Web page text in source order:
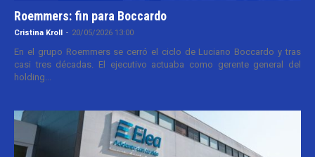
Roemmers: fin para Boccardo
Cristina Kroll - 20/05/2026 13:00
En el grupo Roemmers se cerró el ciclo de Luciano Boccardo y tras
casi tres décadas. El ejecutivo actuaba como gerente general del
holding...